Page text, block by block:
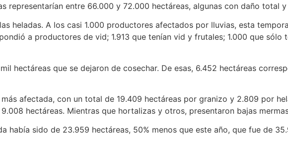
representarían entre 66.000 y 72.000 hectáreas, algunas con daño total
heladas. A los casi 1.000 productores afectados por lluvias, esta
a productores de vid; 1.913 que tenían vid y frutales; 1.000 que
hectáreas que se dejaron de cosechar. De esas, 6.452 hectáreas
afectada, con un total de 19.409 hectáreas por granizo y 2.809 por
hectáreas. Mientras que hortalizas y otros, presentaron bajas
había sido de 23.959 hectáreas, 50% menos que este año, que fue de